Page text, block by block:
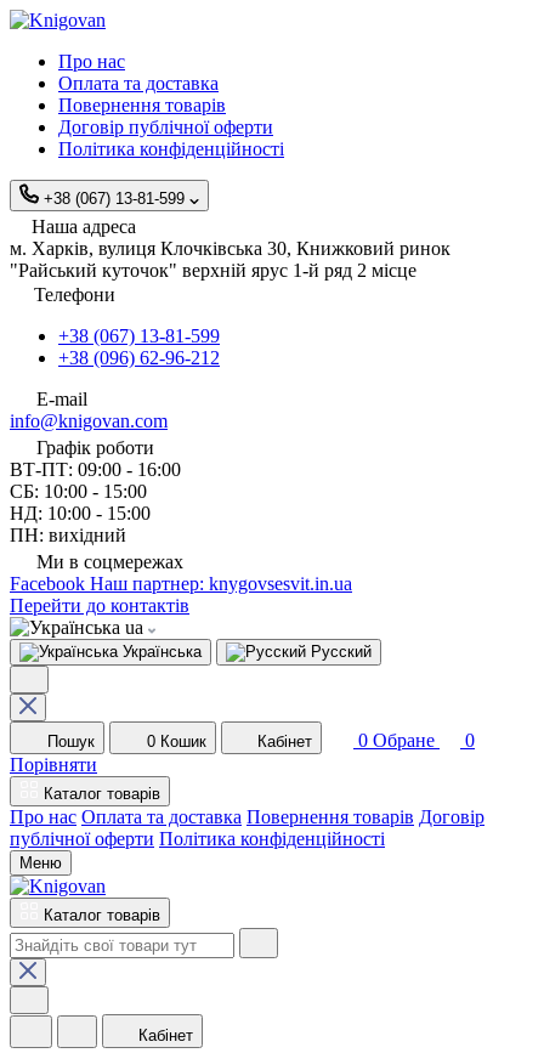
Про нас
Оплата та доставка
Повернення товарів
Договір публічної оферти
Політика конфіденційності
+38 (067) 13-81-599
Наша адреса
м. Харків, вулиця Клочківська 30, Книжковий ринок
"Райський куточок" верхній ярус 1-й ряд 2 місце
Телефони
+38 (067) 13-81-599
+38 (096) 62-96-212
E-mail
info@knigovan.com
Графік роботи
ВТ-ПТ: 09:00 - 16:00
СБ: 10:00 - 15:00
НД: 10:00 - 15:00
ПН: вихідний
Ми в соцмережах
Facebook Наш партнер: knygovsesvit.in.ua
Перейти до контактів
ua
Українська Русский
Пошук 0 Кошик Кабінет 0 Обране
0
Порівняти
Каталог товарів
Про нас Оплата та доставка Повернення товарів Договір
публічної оферти Політика конфіденційності
Меню
Каталог товарів
Кабінет